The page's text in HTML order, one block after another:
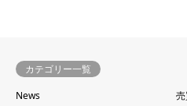
カテゴリー一覧
News
売